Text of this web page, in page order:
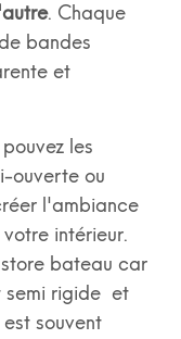
. Chaque
bandes
et
les
ouverte ou
l'ambiance
intérieur.
store bateau car
semi rigide et
souvent